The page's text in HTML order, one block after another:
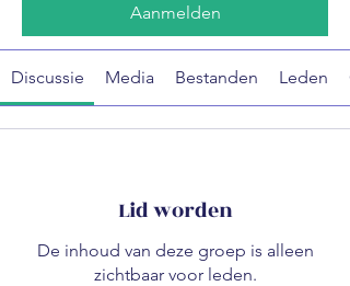
Aanmelden
Discussie Media Bestanden Leden
Lid worden
De inhoud van deze groep is alleen
zichtbaar voor leden.